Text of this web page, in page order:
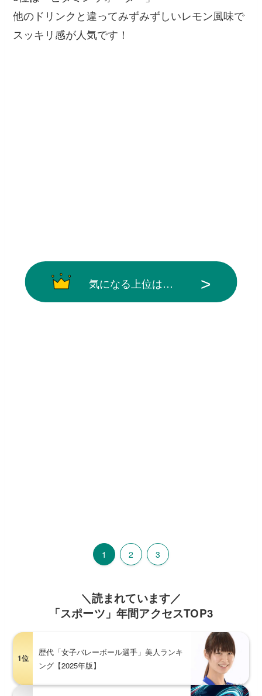
他のドリンクと違ってみずみずしいレモン風味で
スッキリ感が人気です！
気になる上位は…
1 2 3
＼読まれています／
「スポーツ」年間アクセスTOP3
1位
歴代「女子バレーボール選手」美人ランキ
ング【2025年版】